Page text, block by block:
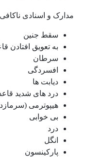
مدارک و اسنادی
سقط جنین
به تعویق افتادن
سرطان
افسردگی
دیابت ها
درد های شدید
هیپوترمی
بی خوابی
درد
انگل
پارکینسون